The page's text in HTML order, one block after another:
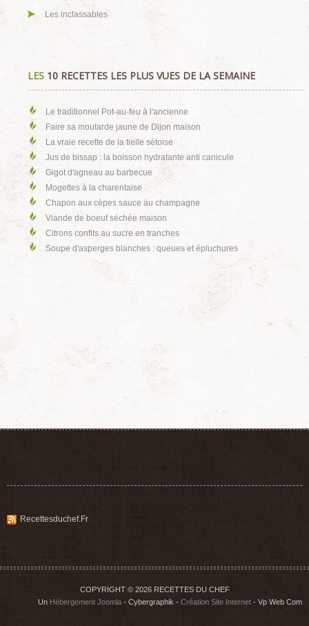
Les inclassables
LES 10 RECETTES LES PLUS VUES DE LA SEMAINE
Le traditionnel Pot-au-feu à l'ancienne
Faire sa moutarde jaune de Dijon maison
La vraie recette de la tielle sètoise
Jus de bissap : la boisson hydratante anti canicule
Gigot d'agneau au barbecue
Mogettes à la charentaise
Chapon aux cèpes sauce au champagne
Viande de boeuf séchée maison
Citrons confits au sucre en tranches
Soupe d'asperges blanches : queues et épluchures
Recettesduchef.fr
COPYRIGHT © 2026 RECETTES DU CHEF
Un Hébergement Joomla - Cybergraphik - Création Site Internet - Vp Web Com